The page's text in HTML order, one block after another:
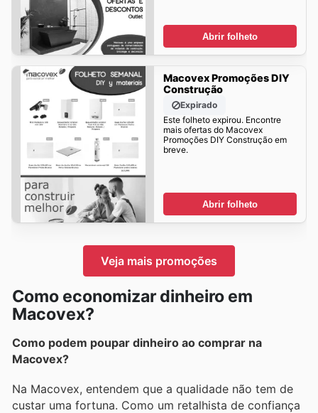
Abrir folheto
Macovex Promoções DIY
Construção
Expirado
Este folheto expirou. Encontre
mais ofertas do Macovex
Promoções DIY Construção em
breve.
Abrir folheto
Veja mais promoções
Como economizar dinheiro em
Macovex?
Como podem poupar dinheiro ao comprar na
Macovex?
Na Macovex, entendem que a qualidade não tem de
custar uma fortuna. Como um retalhista de confiança